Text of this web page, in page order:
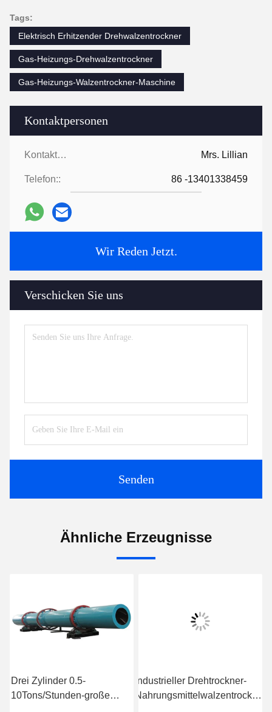
Kontaktpersonen
Kontaktpersonen: Mrs. Lillian
Telefon:: 86 -13401338459
Wir Reden Jetzt.
Verschicken Sie uns
Senden
Tags:
Elektrisch Erhitzender Drehwalzentrockner
Gas-Heizungs-Drehwalzentrockner
Gas-Heizungs-Walzentrockner-Maschine
Ähnliche Erzeugnisse
Drei Zylinder 0.5-
10Tons/Stunden-große
Industrieller Drehtrockner-
Nahrungsmittelwalzentrockner